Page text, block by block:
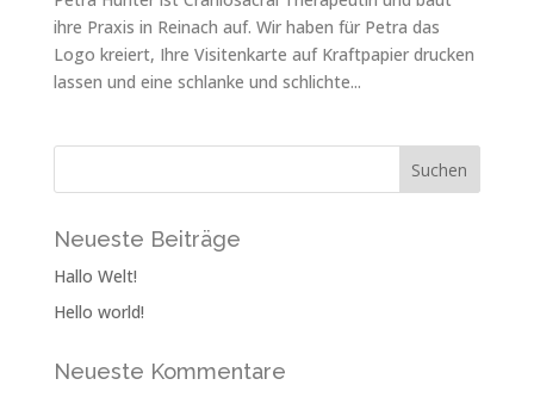
ihre Praxis in Reinach auf. Wir haben für Petra das
Logo kreiert, Ihre Visitenkarte auf Kraftpapier drucken
lassen und eine schlanke und schlichte...
Neueste Beiträge
Hallo Welt!
Hello world!
Neueste Kommentare